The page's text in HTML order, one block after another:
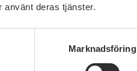
använt deras tjänster.
Marknadsföring